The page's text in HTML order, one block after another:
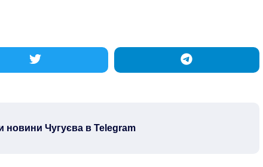
новини Чугуєва в Telegram